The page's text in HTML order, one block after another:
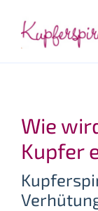
Inhalt
springen
Wie
Kupfer